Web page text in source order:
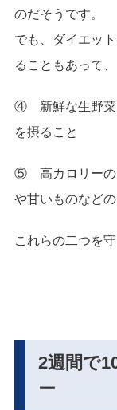
のだそうです。
でも、ダイエッ
ることもあって、
④ 新鮮な生野菜
を摂ること
⑤ 高カロリーの
や甘いものなど
これらの二つを
2週間で
ー